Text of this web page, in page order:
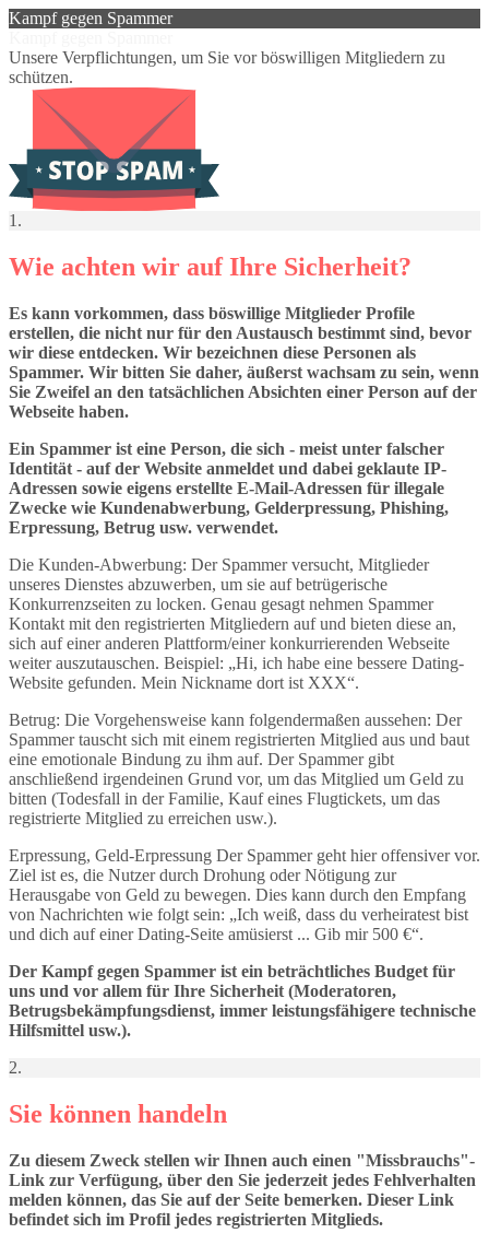
Kampf gegen Spammer
Unsere Verpflichtungen, um Sie vor böswilligen Mitgliedern zu
schützen.
1.
Wie achten wir auf Ihre Sicherheit?
Es kann vorkommen, dass böswillige Mitglieder Profile
erstellen, die nicht nur für den Austausch bestimmt sind, bevor
wir diese entdecken. Wir bezeichnen diese Personen als
Spammer. Wir bitten Sie daher, äußerst wachsam zu sein, wenn
Sie Zweifel an den tatsächlichen Absichten einer Person auf der
Webseite haben.
Ein Spammer ist eine Person, die sich - meist unter falscher
Identität - auf der Website anmeldet und dabei geklaute IP-
Adressen sowie eigens erstellte E-Mail-Adressen für illegale
Zwecke wie Kundenabwerbung, Gelderpressung, Phishing,
Erpressung, Betrug usw. verwendet.
Die Kunden-Abwerbung: Der Spammer versucht, Mitglieder
unseres Dienstes abzuwerben, um sie auf betrügerische
Konkurrenzseiten zu locken. Genau gesagt nehmen Spammer
Kontakt mit den registrierten Mitgliedern auf und bieten diese an,
sich auf einer anderen Plattform/einer konkurrierenden Webseite
weiter auszutauschen. Beispiel: „Hi, ich habe eine bessere Dating-
Website gefunden. Mein Nickname dort ist XXX“.
Betrug: Die Vorgehensweise kann folgendermaßen aussehen: Der
Spammer tauscht sich mit einem registrierten Mitglied aus und baut
eine emotionale Bindung zu ihm auf. Der Spammer gibt
anschließend irgendeinen Grund vor, um das Mitglied um Geld zu
bitten (Todesfall in der Familie, Kauf eines Flugtickets, um das
registrierte Mitglied zu erreichen usw.).
Erpressung, Geld-Erpressung Der Spammer geht hier offensiver vor.
Ziel ist es, die Nutzer durch Drohung oder Nötigung zur
Herausgabe von Geld zu bewegen. Dies kann durch den Empfang
von Nachrichten wie folgt sein: „Ich weiß, dass du verheiratest bist
und dich auf einer Dating-Seite amüsierst ... Gib mir 500 €“.
Der Kampf gegen Spammer ist ein beträchtliches Budget für
uns und vor allem für Ihre Sicherheit (Moderatoren,
Betrugsbekämpfungsdienst, immer leistungsfähigere technische
Hilfsmittel usw.).
2.
Sie können handeln
Zu diesem Zweck stellen wir Ihnen auch einen "Missbrauchs"-
Link zur Verfügung, über den Sie jederzeit jedes Fehlverhalten
melden können, das Sie auf der Seite bemerken. Dieser Link
befindet sich im Profil jedes registrierten Mitglieds.